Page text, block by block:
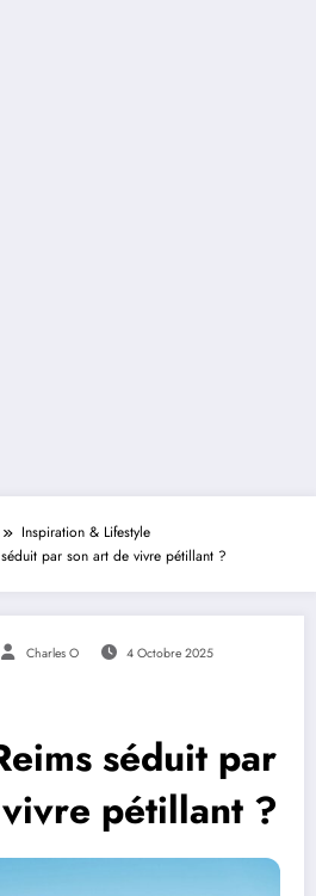
Inspiration & Lifestyle
par son art de vivre pétillant ?
Charles O 4 Octobre 2025
séduit par
pétillant ?